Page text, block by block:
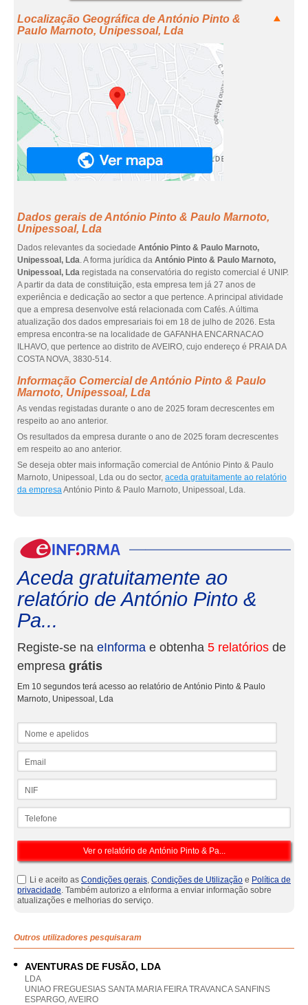
Localização Geográfica de António Pinto &
Paulo Marnoto, Unipessoal, Lda
Dados gerais de António Pinto & Paulo Marnoto,
Unipessoal, Lda
Dados relevantes da sociedade António Pinto & Paulo Marnoto,
Unipessoal, Lda. A forma jurídica da António Pinto & Paulo Marnoto,
Unipessoal, Lda registada na conservatória do registo comercial é UNIP.
A partir da data de constituição, esta empresa tem já 27 anos de
experiência e dedicação ao sector a que pertence. A principal atividade
que a empresa desenvolve está relacionada com Cafés. A última
atualização dos dados empresariais foi em 18 de julho de 2026. Esta
empresa encontra-se na localidade de GAFANHA ENCARNACAO
ILHAVO, que pertence ao distrito de AVEIRO, cujo endereço é PRAIA DA
COSTA NOVA, 3830-514.
Informação Comercial de António Pinto & Paulo
Marnoto, Unipessoal, Lda
As vendas registadas durante o ano de 2025 foram decrescentes em
respeito ao ano anterior.
Os resultados da empresa durante o ano de 2025 foram decrescentes
em respeito ao ano anterior.
Se deseja obter mais informação comercial de António Pinto & Paulo
Marnoto, Unipessoal, Lda ou do sector, aceda gratuitamente ao relatório
da empresaAntónio Pinto & Paulo Marnoto, Unipessoal, Lda.
Aceda gratuitamente ao
relatório de António Pinto &
Pa...
Registe-se na eInforma e obtenha 5 relatórios de
empresa grátis
Em 10 segundos terá acesso ao relatório de António Pinto & Paulo
Marnoto, Unipessoal, Lda
Li e aceito as Condições gerais, Condições de Utilização e Política de
privacidade. Também autorizo a eInforma a enviar informação sobre
atualizações e melhorias do serviço.
Outros utilizadores pesquisaram
AVENTURAS DE FUSÃO, LDA
LDA
UNIAO FREGUESIAS SANTA MARIA FEIRA TRAVANCA SANFINS
ESPARGO, AVEIRO